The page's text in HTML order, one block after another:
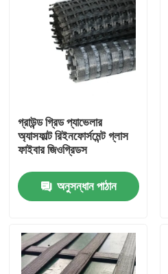
পণ্য
গ্রাউন্ড গ্রিড প্যাভেলার
অ্যাসফাল্ট রিইনফোর্সমেন্ট গ্লাস
ফাইবার জিওগ্রিডস
অনুসন্ধান পাঠান